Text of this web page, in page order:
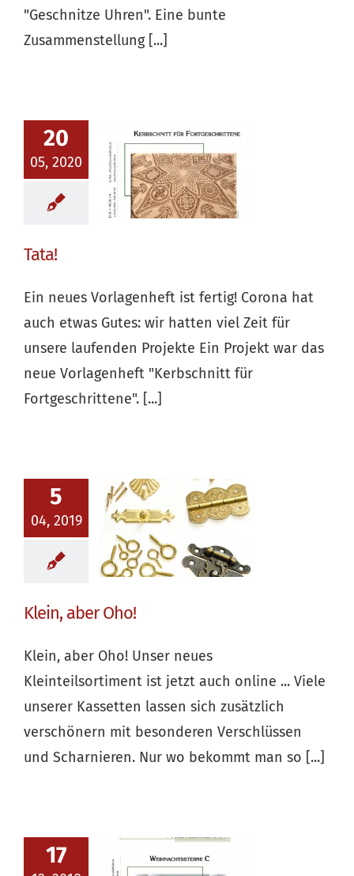
"Geschnitze Uhren". Eine bunte
Zusammenstellung [...]
20
05, 2020
Tata!
Ein neues Vorlagenheft ist fertig! Corona hat
auch etwas Gutes: wir hatten viel Zeit für
unsere laufenden Projekte Ein Projekt war das
neue Vorlagenheft "Kerbschnitt für
Fortgeschrittene". [...]
5
04, 2019
Oho!
Klein, aber Oho!
Klein, aber Oho! Unser neues
Kleinteilsortiment ist jetzt auch online ... Viele
unserer Kassetten lassen sich zusätzlich
verschönern mit besonderen Verschlüssen
und Scharnieren. Nur wo bekommt man so [...]
17